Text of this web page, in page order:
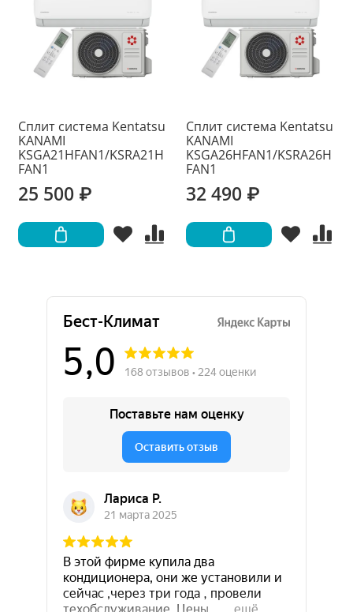
Сплит система Kentatsu
KANAMI
KSGA21HFAN1/KSRA21H
FAN1
25 500 ₽
Сплит система Kentatsu
KANAMI
KSGA26HFAN1/KSRA26H
FAN1
32 490 ₽